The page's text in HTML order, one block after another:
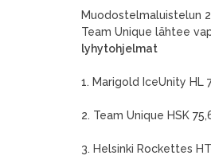
Muodostelmaluistelun
Team Unique lähtee
lyhytohjelmat
1. Marigold IceUnity HL
2. Team Unique HSK
3. Helsinki Rockettes